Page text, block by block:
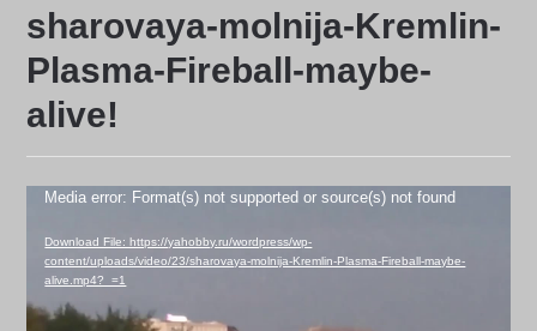
sharovaya-molnija-Kremlin-
Plasma-Fireball-maybe-
alive!
Video
Media error: Format(s) not supported or source(s) not found
Download File: https://yahobby.ru/wordpress/wp-
content/uploads/video/23/sharovaya-molnija-Kremlin-Plasma-Fireball-maybe-
alive.mp4?_=1